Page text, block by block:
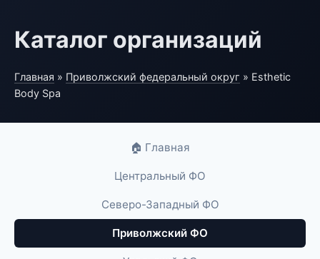
Каталог организаций
Главная » Приволжский федеральный округ » Esthetic
Body Spa
🏠 Главная
Центральный ФО
Северо-Западный ФО
Приволжский ФО